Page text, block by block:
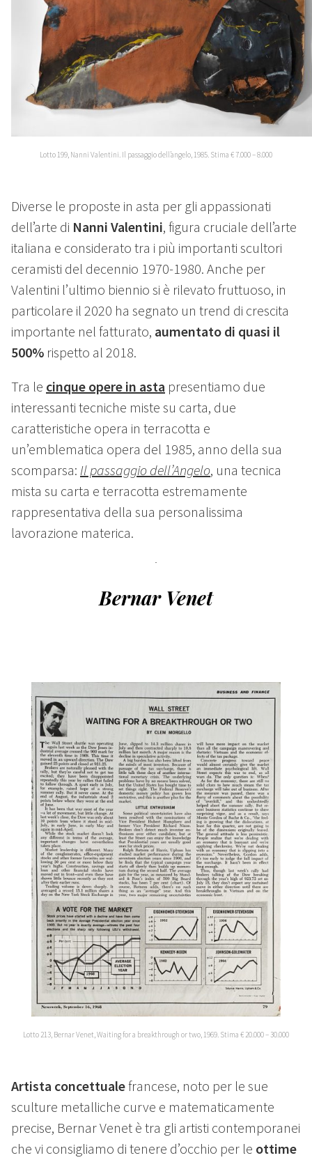
Lotto 199, Nanni Valentini. Il passaggio dell’angelo, 1985. Stima € 7.000 – 8.000
Diverse le proposte in asta per gli appassionati
dell’arte di Nanni Valentini, figura cruciale dell’arte
italiana e considerato tra i più importanti scultori
ceramisti del decennio 1970-1980. Anche per
Valentini l’ultimo biennio si è rilevato fruttuoso, in
particolare il 2020 ha segnato un trend di crescita
importante nel fatturato, aumentato di quasi il
500% rispetto al 2018.
Tra le cinque opere in asta presentiamo due
interessanti tecniche miste su carta, due
caratteristiche opera in terracotta e
un’emblematica opera del 1985, anno della sua
scomparsa: Il passaggio dell’Angelo, una tecnica
mista su carta e terracotta estremamente
rappresentativa della sua personalissima
lavorazione materica.
Bernar Venet
Lotto 213, Bernar Venet, Waiting for a breakthrough or two, 1969. Stima € 20.000 – 30.000
Artista concettualefrancese, noto per le sue
sculture metalliche curve e matematicamente
precise, Bernar Venet è tra gli artisti contemporanei
che vi consigliamo di tenere d’occhio per le ottime